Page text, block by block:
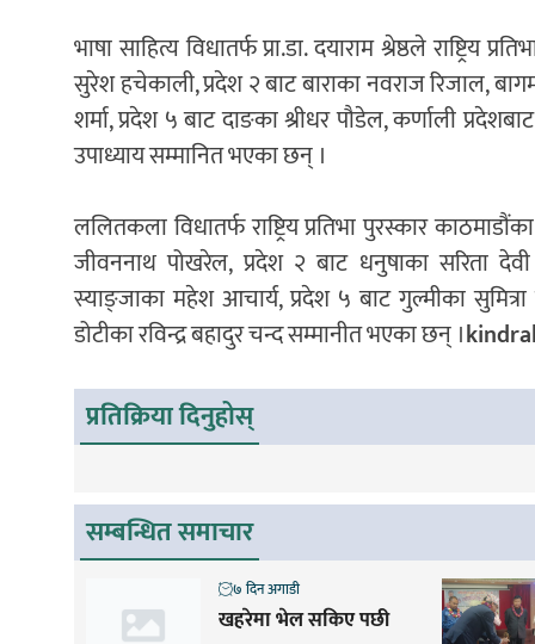
भाषा साहित्य विधातर्फ प्रा.डा. दयाराम श्रेष्ठले राष्ट्रिय
सुरेश हचेकाली, प्रदेश २ बाट बाराका नवराज रिजाल,
शर्मा, प्रदेश ५ बाट दाङका श्रीधर पौडेल, कर्णाली
उपाध्याय सम्मानित भएका छन् ।
ललितकला विधातर्फ राष्ट्रिय प्रतिभा पुरस्कार
जीवननाथ पोखरेल, प्रदेश २ बाट धनुषाका सरिता
स्याङ्जाका महेश आचार्य, प्रदेश ५ बाट गुल्मीका
डोटीका रविन्द्र बहादुर चन्द सम्मानीत भएका छन् ।
प्रतिक्रिया दिनुहोस्
सम्बन्धित समाचार
खहरेमा भेल सकिए पछी
७ दिन अगाडी